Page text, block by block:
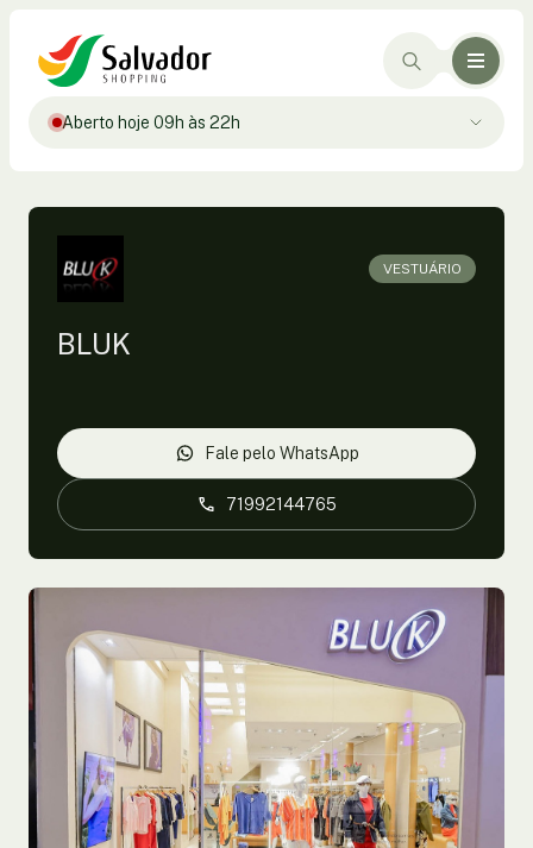
Aberto hoje 09h às 22h
VESTUÁRIO
BLUK
Fale pelo WhatsApp
71992144765